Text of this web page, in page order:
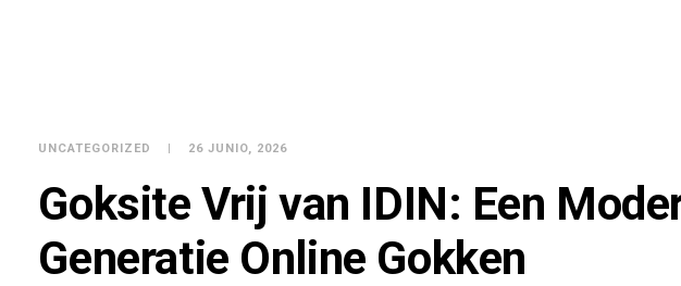
UNCATEGORIZED 26 JUNIO, 2026
Goksite Vrij van IDIN: Een
Generatie Online Gokken